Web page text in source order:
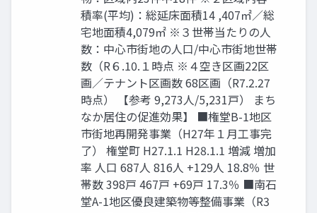
積率(平均)：総延床面積14 ,407㎡／総
宅地面積4,079㎡ ※３世帯当たりの人
数：中心市街地の人⼝/中心市街地世帯
数（R６.10.１時点 ※４空き区画22区
画／テナント区画数 68区画（R7.2.27
時点） 【参考 9,273人/5,231⼾） まち
なか居住の促進効果】 ■権堂B-1地区
市街地再開発事業（H27年１月工事完
了） 権堂町 H27.1.1 H28.1.1 増減 増加
率 人⼝ 687人 816人 +129人 18.8％ 世
帯数 398⼾ 467⼾ +69⼾ 17.3％ ■南石
堂A-1地区優良建築物等整備事業（R3